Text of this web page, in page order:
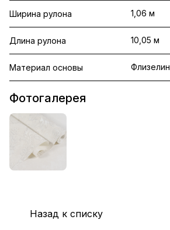
Ширина рулона 1,06 м
Длина рулона 10,05 м
Материал основы Флизелин
Фотогалерея
Назад к списку